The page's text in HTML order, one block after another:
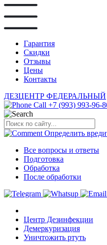
Гарантия
Скидки
Отзывы
Цены
Контакты
ДЕЗЦЕНТР ФЕДЕРАЛЬНЫЙ
+7 (993) 993-96-
Определить
Все вопросы и ответы
Подготовка
Обработка
После обработки
Центр Дезинфекции
Демеркуризация
Уничтожить ртуть